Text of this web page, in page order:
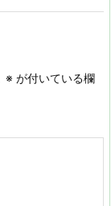
※ が付いている欄